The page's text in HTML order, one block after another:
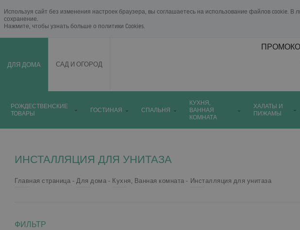
Используя сайт без изменения настроек браузера, вы соглашаетесь на использование файлов cookie.
сохранение.
Нажмите, чтобы узнать больше о политики Cookies.
ДЛЯ ДОМА САД И ОГОРОД
РОЖДЕСТВЕНСКИЕ
ТОВАРЫ
ГОСТИНАЯ СПАЛЬНЯ
КУХНЯ,
ВАННАЯ
КОМНАТА
ХАЛАТЫ И
ПИЖАМЫ
ИНСТАЛЛЯЦИЯ ДЛЯ УНИТАЗА
Главная страница Для дома Кухня, Ванная комната Инсталляция для унитаза
ФИЛЬТР